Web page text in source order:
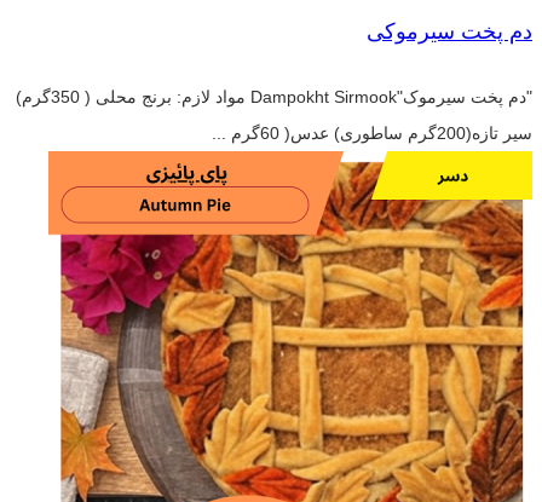
دم پخت سیرموکی
"دم پخت سیرموک"Dampokht Sirmook مواد لازم: برنج محلی ( 350گرم)
سیر تازه(200گرم ساطوری) عدس( 60گرم ...